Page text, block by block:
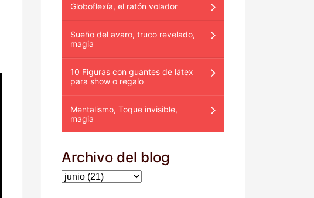
Globoflexía, el ratón volador
Sueño del avaro, truco revelado,
magia
10 Figuras con guantes de látex
para show o regalo
Mentalismo, Toque invisible,
magia
Archivo del blog